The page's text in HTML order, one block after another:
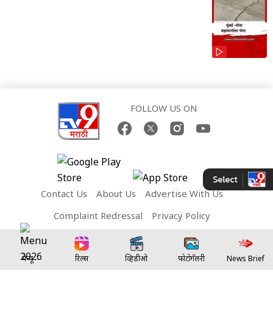
FOLLOW US ON
Contact Us About Us
Advertise With Us
Complaint Redressal
Privacy Policy
Terms and Conditions
Network Sites:
मेन्यू रिल्स व्हिडीओ फोटोगॅलरी News Brief